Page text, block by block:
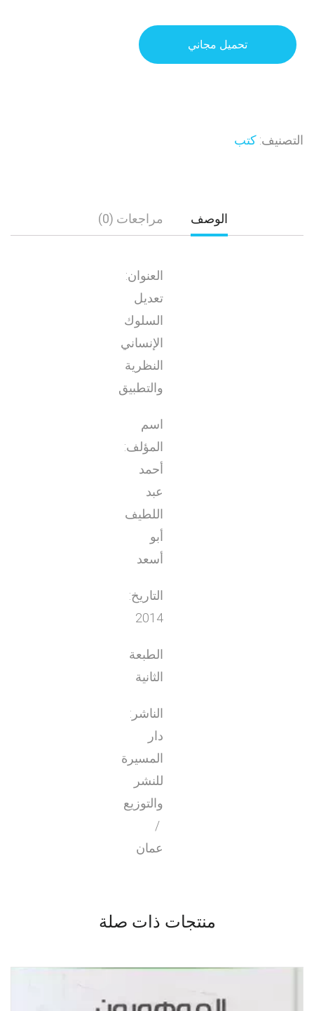
تحميل مجاني
التصنيف: كتب
الوصف مراجعات (0)
العنوان:
تعديل
السلوك
الإنساني
النظرية
والتطبيق
اسم
المؤلف:
أحمد
عبد
اللطيف
أبو
أسعد
التاريخ:
2014
الطبعة
الثانية
الناشر:
دار
المسيرة
للنشر
والتوزيع
/
عمان
منتجات ذات صلة